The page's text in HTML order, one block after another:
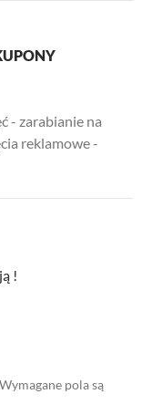
- zarabianie na
reklamowe -
!
Wymagane pola są